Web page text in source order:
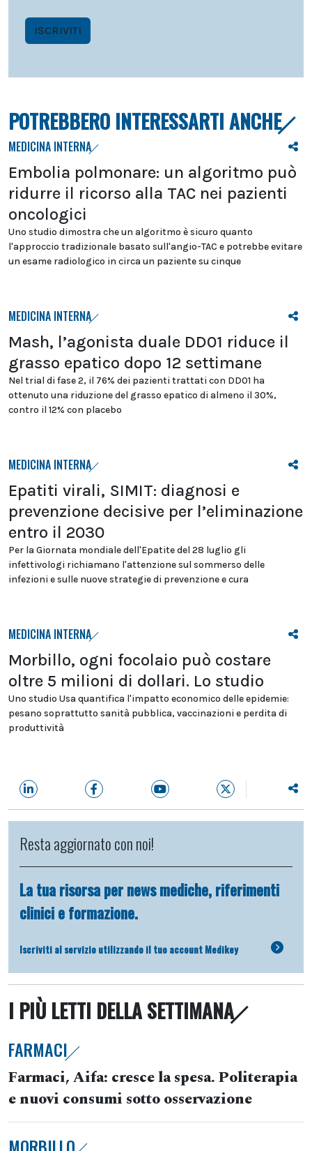
ISCRIVITI
POTREBBERO INTERESSARTI ANCHE
MEDICINA INTERNA
Embolia polmonare: un algoritmo può
ridurre il ricorso alla TAC nei pazienti
oncologici
Uno studio dimostra che un algoritmo è sicuro quanto
l'approccio tradizionale basato sull'angio-TAC e potrebbe evitare
un esame radiologico in circa un paziente su cinque
MEDICINA INTERNA
Mash, l’agonista duale DD01 riduce il
grasso epatico dopo 12 settimane
Nel trial di fase 2, il 76% dei pazienti trattati con DD01 ha
ottenuto una riduzione del grasso epatico di almeno il 30%,
contro il 12% con placebo
MEDICINA INTERNA
Epatiti virali, SIMIT: diagnosi e
prevenzione decisive per l’eliminazione
entro il 2030
Per la Giornata mondiale dell'Epatite del 28 luglio gli
infettivologi richiamano l'attenzione sul sommerso delle
infezioni e sulle nuove strategie di prevenzione e cura
MEDICINA INTERNA
Morbillo, ogni focolaio può costare
oltre 5 milioni di dollari. Lo studio
Uno studio Usa quantifica l'impatto economico delle epidemie:
pesano soprattutto sanità pubblica, vaccinazioni e perdita di
produttività
Resta aggiornato con noi!
La tua risorsa per news mediche, riferimenti
clinici e formazione.
Iscriviti al servizio utilizzando il tuo account Medikey
I PIÙ LETTI DELLA SETTIMANA
FARMACI
Farmaci, Aifa: cresce la spesa. Politerapia
e nuovi consumi sotto osservazione